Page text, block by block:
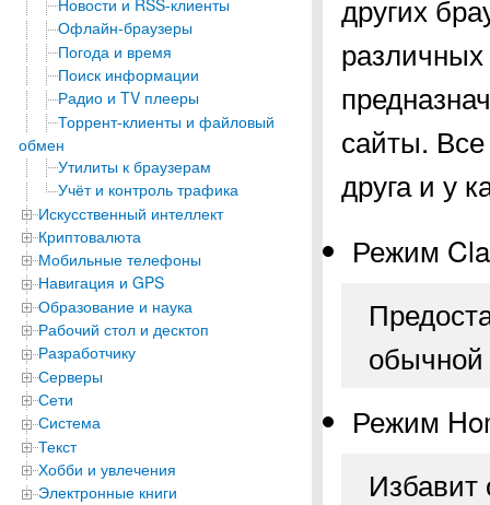
Офлайн-браузеры
Погода и время
Поиск информации
Радио и TV плееры
Торрент-клиенты и файловый
обмен
Утилиты к браузерам
Учёт и контроль трафика
Искусственный интеллект
Криптовалюта
Мобильные телефоны
Навигация и GPS
Образование и наука
Рабочий стол и десктоп
Разработчику
Серверы
Сети
Система
Текст
Хобби и увлечения
Электронные книги
других
сайты.
друга и у
Режим
обычной
Режим
Избавит